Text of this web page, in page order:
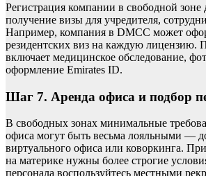
Регистрация компании в свободной зоне
получение визы для учредителя,
Например, компания в DMCC может
резидентских виз на каждую лицензию.
включает медицинское обследование,
оформление Emirates ID.
Шаг 7. Аренда офиса и подбор
В свободных зонах минимальные
офиса могут быть весьма лояльными —
виртуального офиса или коворкинга.
на материке нужны более строгие
персонала воспользуйтесь местными